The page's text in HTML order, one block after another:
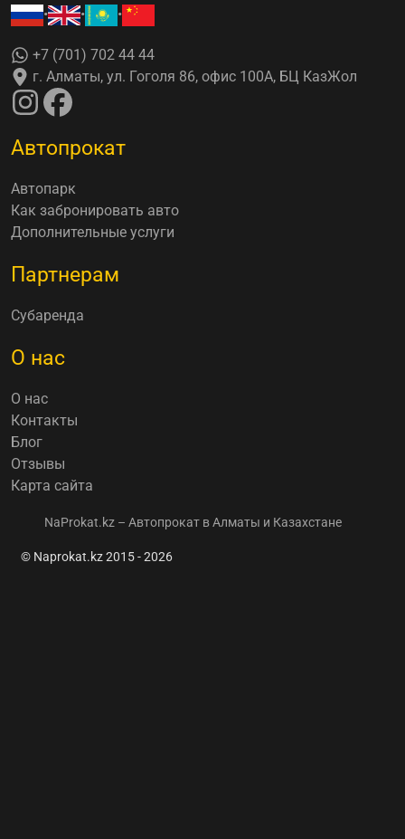
• • •
+7 (701) 702 44 44
г. Алматы, ул. Гоголя 86, офис 100А, БЦ КазЖол
Автопрокат
Автопарк
Как забронировать авто
Дополнительные услуги
Партнерам
Субаренда
О нас
О нас
Контакты
Блог
Отзывы
Карта сайта
NaProkat.kz – Автопрокат в Алматы и Казахстане
© Naprokat.kz 2015 - 2026